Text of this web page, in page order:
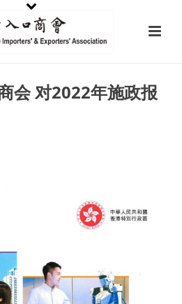
会 对2022年施政报